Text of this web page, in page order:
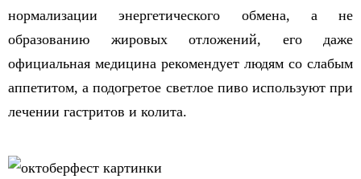
нормализации энергетического обмена, а не
образованию жировых отложений, его даже
официальная медицина рекомендует людям со слабым
аппетитом, а подогретое светлое пиво используют при
лечении гастритов и колита.